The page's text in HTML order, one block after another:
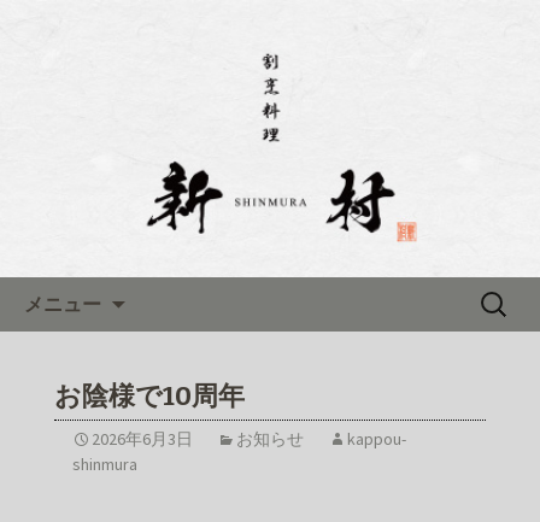
名古屋市伏見にある「割烹料理
新村(しんむら)」のブログ
んむら)」のブログです
メニュー
検
お陰様で10周年
2026年6月3日 お知らせ
kappou-
shinmura